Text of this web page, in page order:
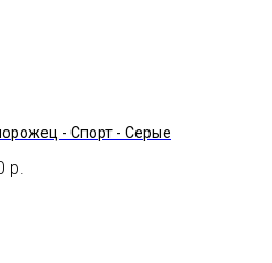
- Спорт - Серые
р.